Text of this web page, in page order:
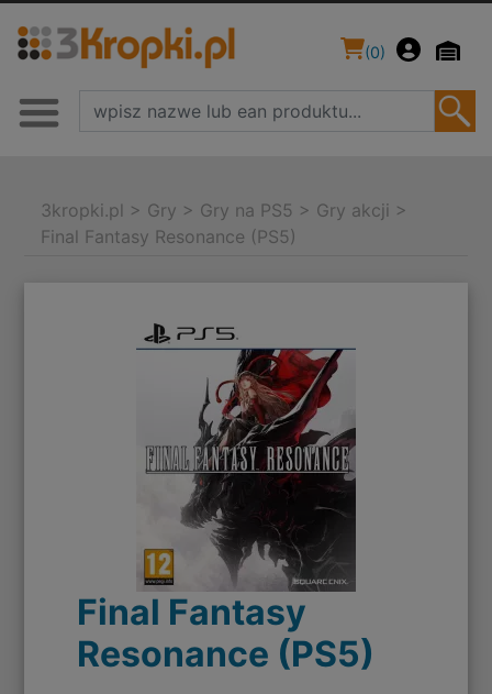
(0)
3kropki.pl > Gry > Gry na PS5 > Gry akcji >
Final Fantasy Resonance (PS5)
Final Fantasy
Resonance (PS5)